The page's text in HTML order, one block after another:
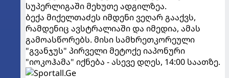
სუპერლიგაში მეხუთე ადგილზეა.
ბექა მიქელთაძეს იმდენი ვეღარ გააქვს,
რამდენიც ავსტრალიაში და იმედია, ამას
გამოასწორებს. მისი სამხრეთკორეული
"გვანჯუს" პირველი მეტოქე იაპონური
"იოკოჰამა" იქნება - ასევე დღეს, 14:00 საათზე.